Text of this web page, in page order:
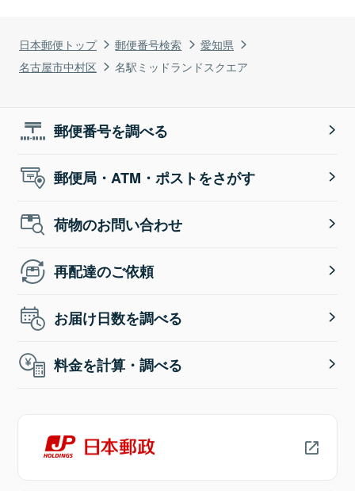
日本郵便トップ 郵便番号検索
愛知県
名古屋市中村区
名駅ミッドランドスクエア
郵便番号を調べる
郵便局・ATM・ポストをさがす
荷物のお問い合わせ
再配達のご依頼
お届け日数を調べる
料金を計算・調べる